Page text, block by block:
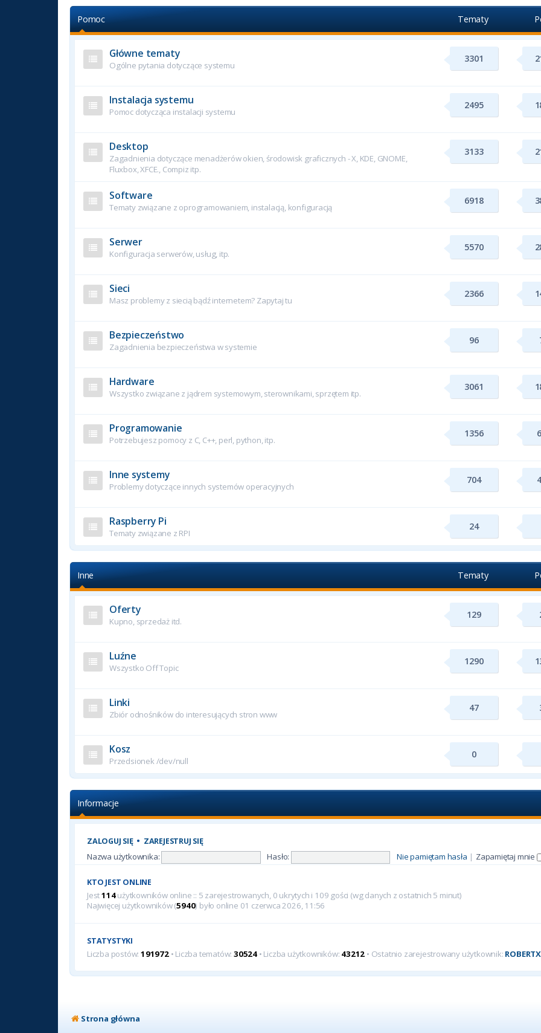
Pomoc Tematy
Główne tematy
Ogólne pytania dotyczące systemu
3301
Instalacja systemu
Pomoc dotycząca instalacji systemu
2495
Desktop
Zagadnienia dotyczące menadżerów okien, środowisk graficznych - X, KDE, GNOME,
Fluxbox, XFCE., Compiz itp.
3133
Software
Tematy związane z oprogramowaniem, instalacją, konfiguracją
6918
Serwer
Konfiguracja serwerów, usług, itp.
5570
Sieci
Masz problemy z siecią bądź internetem? Zapytaj tu
2366
Bezpieczeństwo
Zagadnienia bezpieczeństwa w systemie
96
Hardware
Wszystko związane z jądrem systemowym, sterownikami, sprzętem itp.
3061
Programowanie
Potrzebujesz pomocy z C, C++, perl, python, itp.
1356
Inne systemy
Problemy dotyczące innych systemów operacyjnych
704
Raspberry Pi
Tematy związane z RPI
24
Inne Tematy
Oferty
Kupno, sprzedaż itd.
129
Luźne
Wszystko Off Topic
1290
Linki
Zbiór odnośników do interesujących stron www
47
Kosz
Przedsionek /dev/null
0
Informacje
ZALOGUJ SIĘ• ZAREJESTRUJ SIĘ
Nazwa użytkownika: Hasło: Nie pamiętam hasła | Zapamiętaj mnie
KTO JEST ONLINE
Jest114użytkowników online :: 5 zarejestrowanych, 0 ukrytych i 109 gości (wg danych z ostatnich 5 minut)
Najwięcej użytkowników (5940) było online 01 czerwca 2026, 11:56
STATYSTYKI
Liczba postów: 191972• Liczba tematów:30524 • Liczba użytkowników: 43212 • Ostatnio zarejestrowany użytkownik: ROBERTX
Strona główna